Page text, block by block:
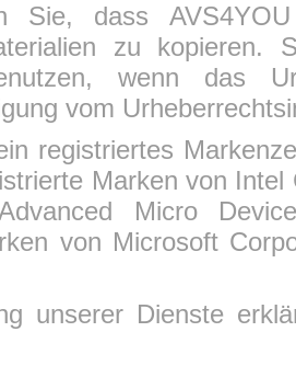
Sie, dass
zu kopieren.
wenn das
vom
registriertes
Marken von
Micro
von Microsoft
unserer Dienste